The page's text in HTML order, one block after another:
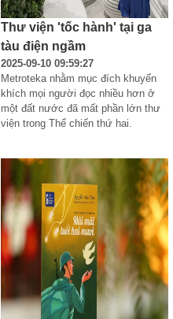
Thư viện 'tốc hành' tại ga
tàu điện ngầm
2025-09-10 09:59:27
Metroteka nhằm mục đích khuyến
khích mọi người đọc nhiều hơn ở
một đất nước đã mất phần lớn thư
viện trong Thế chiến thứ hai.